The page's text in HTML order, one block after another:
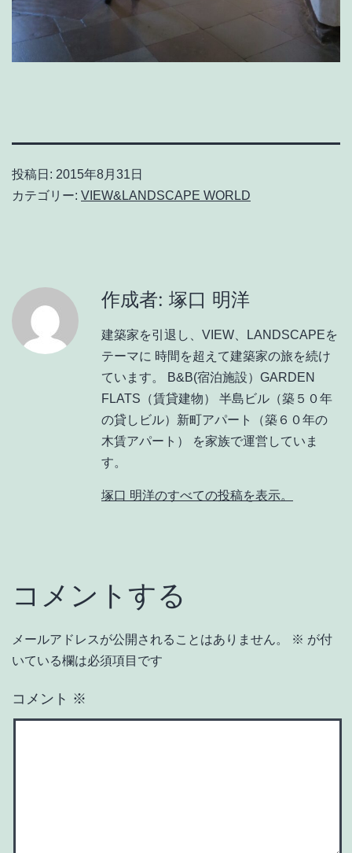
投稿日: 2015年8月31日
カテゴリー: VIEW&LANDSCAPE WORLD
作成者: 塚口 明洋
建築家を引退し、VIEW、LANDSCAPEを
テーマに 時間を超えて建築家の旅を続け
ています。 B&B(宿泊施設）GARDEN
FLATS（賃貸建物） 半島ビル（築５０年
の貸しビル）新町アパート（築６０年の
木賃アパート） を家族で運営していま
す。
塚口 明洋のすべての投稿を表示。
コメントする
メールアドレスが公開されることはありません。 ※ が付
いている欄は必須項目です
コメント ※